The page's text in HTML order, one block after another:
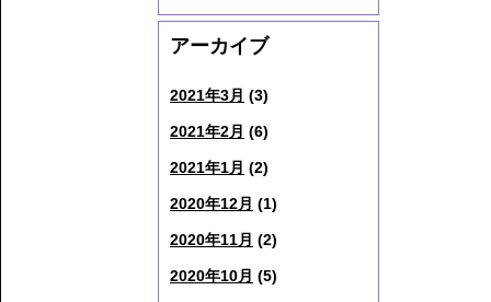
アーカイブ
2021年3月 (3)
2021年2月 (6)
2021年1月 (2)
2020年12月 (1)
2020年11月 (2)
2020年10月 (5)